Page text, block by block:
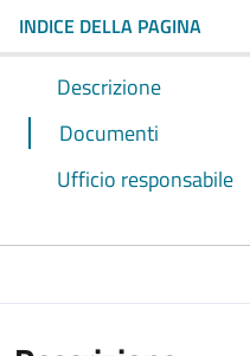
INDICE DELLA PAGINA
Descrizione
Documenti
Ufficio responsabile